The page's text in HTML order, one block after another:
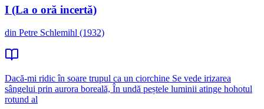
I (La o oră incertă)
din Petre Schlemihl (1932)
Dacă-mi ridic în soare trupul ca un ciorchine Se vede irizarea
sângelui prin aurora boreală, În undă peștele luminii atinge hohotul
rotund al